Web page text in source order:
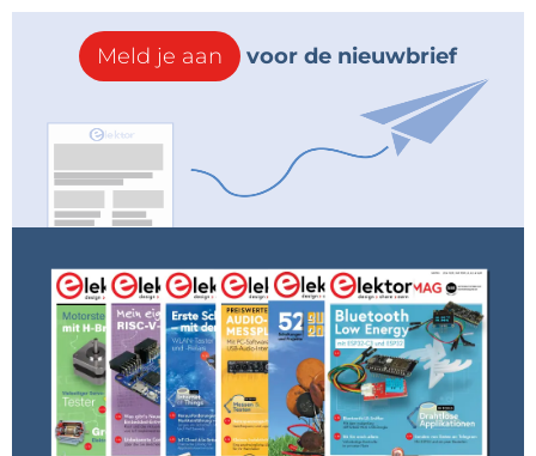
Meld je aan voor de nieuwbrief